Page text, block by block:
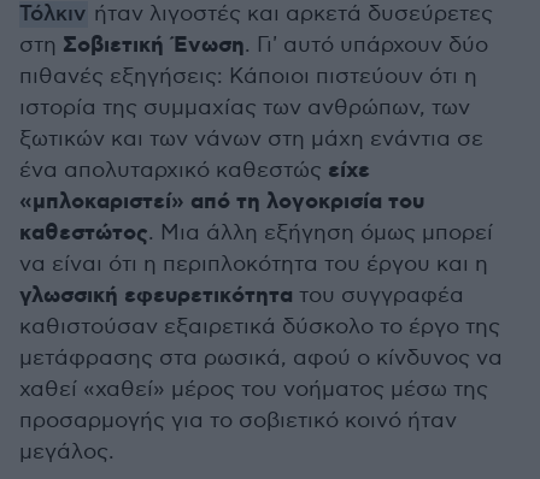
Τόλκιν ήταν λιγοστές και αρκετά δυσεύρετες
στη Σοβιετική Ένωση. Γι' αυτό υπάρχουν δύο
πιθανές εξηγήσεις: Κάποιοι πιστεύουν ότι η
ιστορία της συμμαχίας των ανθρώπων, των
ξωτικών και των νάνων στη μάχη ενάντια σε
ένα απολυταρχικό καθεστώς είχε
«μπλοκαριστεί» από τη λογοκρισία του
καθεστώτος. Μια άλλη εξήγηση όμως μπορεί
να είναι ότι η περιπλοκότητα του έργου και η
γλωσσική εφευρετικότητα του συγγραφέα
καθιστούσαν εξαιρετικά δύσκολο το έργο της
μετάφρασης στα ρωσικά, αφού ο κίνδυνος να
χαθεί «χαθεί» μέρος του νοήματος μέσω της
προσαρμογής για το σοβιετικό κοινό ήταν
μεγάλος.